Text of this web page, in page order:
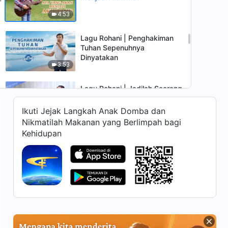
4:53
3:53
Lagu Rohani | Penghakiman
Tuhan Sepenuhnya
Dinyatakan
4:22
Lagu Rohani | Jadilah Seorang
yang Menerima Kebenaran
4:04
Dibawa oleh Karya dan Firman
Tuhan kepada Manusia
adalah Kehidupan
5:18
Agung dan Mulia
Ikuti Jejak Langkah Anak Domba dan
Nikmatilah Makanan yang Berlimpah bagi
Kehidupan